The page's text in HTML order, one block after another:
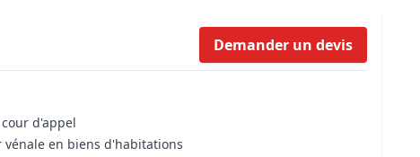
Formation règles d’urbanisme
Demander un devis
d'appel
en biens d'habitations